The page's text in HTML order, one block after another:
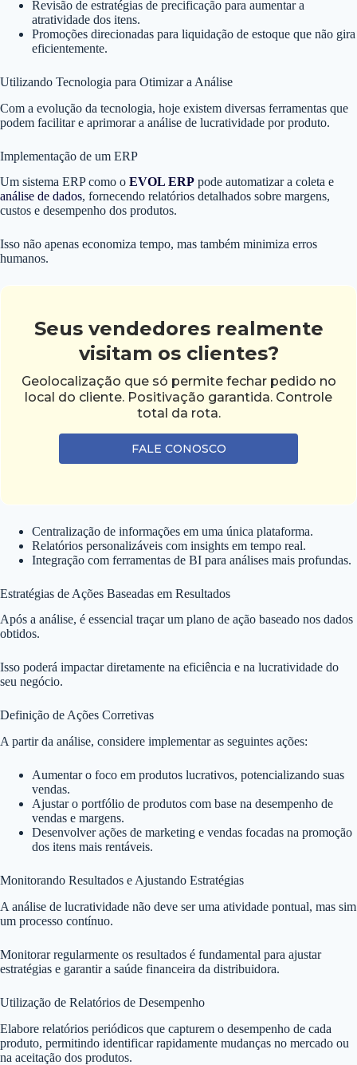
Revisão de estratégias de precificação para aumentar a
atratividade dos itens.
Promoções direcionadas para liquidação de estoque que não gira
eficientemente.
Utilizando Tecnologia para Otimizar a Análise
Com a evolução da tecnologia, hoje existem diversas ferramentas que
podem facilitar e aprimorar a análise de lucratividade por produto.
Implementação de um ERP
Um sistema ERP como o EVOL ERP pode automatizar a coleta e
análise de dados, fornecendo relatórios detalhados sobre margens,
custos e desempenho dos produtos.
Isso não apenas economiza tempo, mas também minimiza erros
humanos.
Seus vendedores realmente
visitam os clientes?
Geolocalização que só permite fechar pedido no
local do cliente. Positivação garantida. Controle
total da rota.
FALE CONOSCO
Centralização de informações em uma única plataforma.
Relatórios personalizáveis com insights em tempo real.
Integração com ferramentas de BI para análises mais profundas.
Estratégias de Ações Baseadas em Resultados
Após a análise, é essencial traçar um plano de ação baseado nos dados
obtidos.
Isso poderá impactar diretamente na eficiência e na lucratividade do
seu negócio.
Definição de Ações Corretivas
A partir da análise, considere implementar as seguintes ações:
Aumentar o foco em produtos lucrativos, potencializando suas
vendas.
Ajustar o portfólio de produtos com base na desempenho de
vendas e margens.
Desenvolver ações de marketing e vendas focadas na promoção
dos itens mais rentáveis.
Monitorando Resultados e Ajustando Estratégias
A análise de lucratividade não deve ser uma atividade pontual, mas sim
um processo contínuo.
Monitorar regularmente os resultados é fundamental para ajustar
estratégias e garantir a saúde financeira da distribuidora.
Utilização de Relatórios de Desempenho
Elabore relatórios periódicos que capturem o desempenho de cada
produto, permitindo identificar rapidamente mudanças no mercado ou
na aceitação dos produtos.